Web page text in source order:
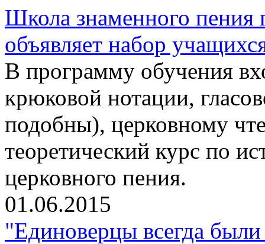
Школа знаменного
объявляет набор
В программу обучения
крюковой нотации,
подобны), церковному
теоретический курс по
церковного пения.
01.06.2015
"Единоверцы всегда